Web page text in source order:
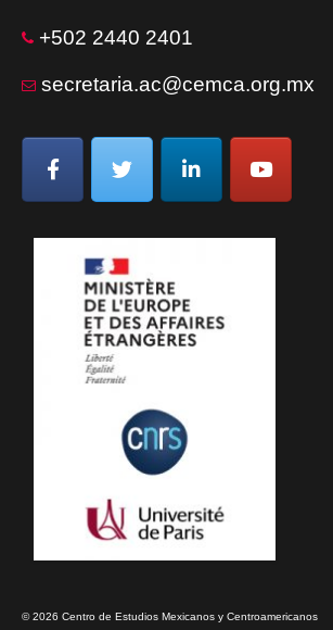
+502 2440 2401
secretaria.ac@cemca.org.mx
© 2026 Centro de Estudios Mexicanos y Centroamericanos